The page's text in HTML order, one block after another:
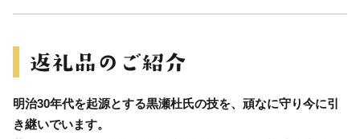
明治30年代を起源とする黒瀬杜氏の技を、頑なに守り今に引
き継いでいます。